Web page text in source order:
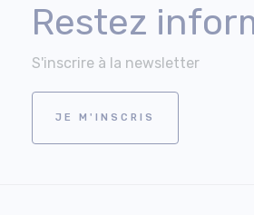
Restez
S'inscrire à la newsletter
JE M'INSCRIS